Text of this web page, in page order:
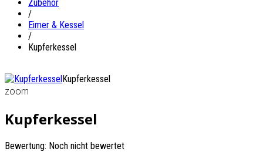
Zubehör
/
Eimer & Kessel
/
Kupferkessel
Kupferkessel
zoom
Kupferkessel
Bewertung: Noch nicht bewertet